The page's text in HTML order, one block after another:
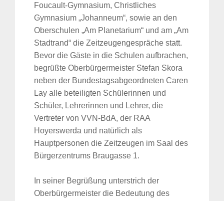
Foucault-Gymnasium, Christliches
Gymnasium „Johanneum“, sowie an den
Oberschulen „Am Planetarium“ und am „Am
Stadtrand“ die Zeitzeugengespräche statt.
Bevor die Gäste in die Schulen aufbrachen,
begrüßte Oberbürgermeister Stefan Skora
neben der Bundestagsabgeordneten Caren
Lay alle beteiligten Schülerinnen und
Schüler, Lehrerinnen und Lehrer, die
Vertreter von VVN-BdA, der RAA
Hoyerswerda und natürlich als
Hauptpersonen die Zeitzeugen im Saal des
Bürgerzentrums Braugasse 1.
In seiner Begrüßung unterstrich der
Oberbürgermeister die Bedeutung des